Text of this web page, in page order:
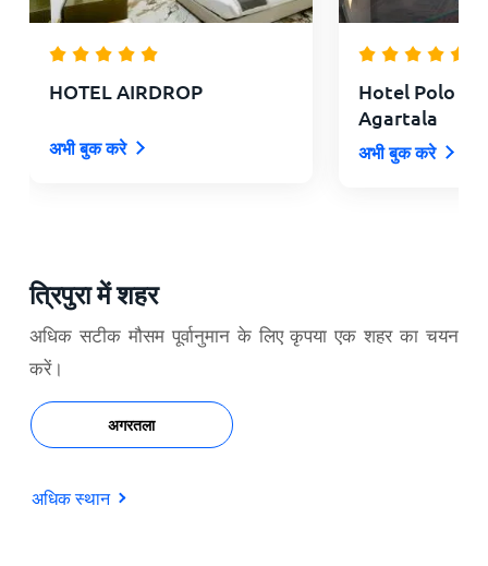
HOTEL AIRDROP
अभी बुक करे
Hotel Polo
Agartala
अभी बुक करे
त्रिपुरा में शहर
अधिक सटीक मौसम पूर्वानुमान के लिए कृपया एक शहर का चयन
करें।
अगरतला
अधिक स्थान